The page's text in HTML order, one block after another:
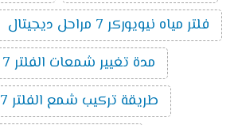
فلتر مياه نيويوركر 7 مراحل ديجيتال
مدة تغيير شمعات الفلتر 7 مراحل
طريقة تركيب شمع الفلتر 7 مراحل